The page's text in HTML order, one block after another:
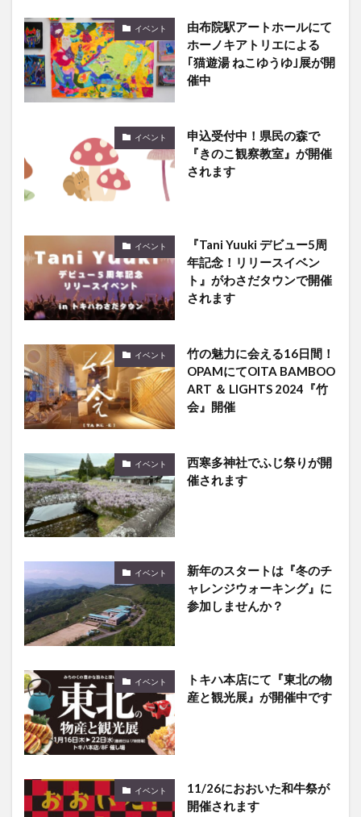
イベント
由布院駅アートホールにて
ホーノキアトリエによる
｢猫遊湯 ねこゆうゆ｣展が開
催中
イベント
申込受付中！県民の森で
『きのこ観察教室』が開催
されます
イベント
『Tani Yuuki デビュー5周
年記念！リリースイベン
ト』がわさだタウンで開催
されます
イベント
竹の魅力に会える16日間！
OPAMにてOITA BAMBOO
ART ＆ LIGHTS 2024『竹
会』開催
イベント
西寒多神社でふじ祭りが開
催されます
イベント
新年のスタートは『冬のチ
ャレンジウォーキング』に
参加しませんか？
イベント
トキハ本店にて『東北の物
産と観光展』が開催中です
イベント
11/26におおいた和牛祭が
開催されます